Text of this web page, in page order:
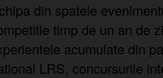
din spatele
timp de un an de
acumulate din
LRS, concursurile